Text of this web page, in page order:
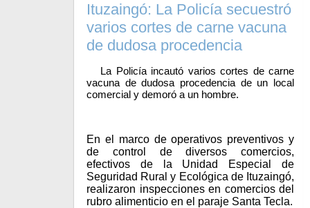
Ituzaingó: La Policía secuestró
varios cortes de carne vacuna
de dudosa procedencia
La Policía incautó varios cortes de carne
vacuna de dudosa procedencia de un local
comercial y demoró a un hombre.
En el marco de operativos preventivos y
de control de diversos comercios,
efectivos de la Unidad Especial de
Seguridad Rural y Ecológica de Ituzaingó,
realizaron inspecciones en comercios del
rubro alimenticio en el paraje Santa Tecla.